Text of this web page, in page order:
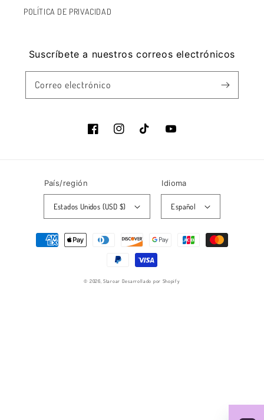
POLÍTICA DE PRIVACIDAD
Suscríbete a nuestros correos electrónicos
Correo electrónico
FacebookInstagram
Tik
YouTube
País/región
Estados Unidos (USD $)
Idioma
Español
Métodos
© 2026,Staroar Desarrollado por Shopify